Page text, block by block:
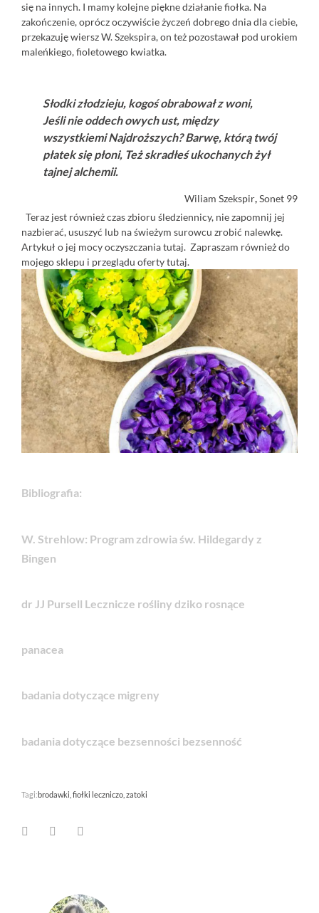
się na innych. I mamy kolejne piękne działanie fiołka. Na
zakończenie, oprócz oczywiście życzeń dobrego dnia dla ciebie,
przekazuję wiersz W. Szekspira, on też pozostawał pod urokiem
maleńkiego, fioletowego kwiatka.
Słodki złodzieju, kogoś obrabował z woni,
Jeśli nie oddech owych ust, między
wszystkiemi Najdroższych? Barwę, którą twój
płatek się płoni, Też skradłeś ukochanych żył
tajnej alchemii.
Wiliam Szekspir,Sonet 99
Teraz jest również czas zbioru śledziennicy, nie zapomnij jej
nazbierać, ususzyć lub na świeżym surowcu zrobić nalewkę.
Artykuł o jej mocy oczyszczaniatutaj. Zapraszam również do
mojego sklepu i przeglądu ofertytutaj.
Bibliografia:
W. Strehlow: Program zdrowia św. Hildegardy z
Bingen
dr JJ Pursell Lecznicze rośliny dziko rosnące
panacea
badania dotyczące migreny
badania dotyczące bezsenności bezsenność
Tagi:brodawki fiołki leczniczo zatoki
FacebookLinkedIn